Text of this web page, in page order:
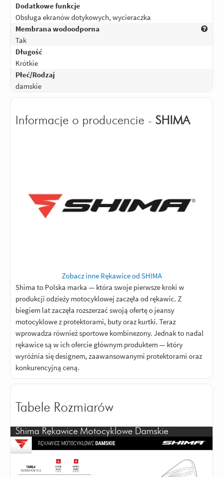
Dodatkowe funkcje
Obsługa ekranów dotykowych, wycieraczka
Membrana wodoodporna
Tak
Długość
Krótkie
Płeć/Rodzaj
damskie
Informacje o producencie - SHIMA
Zobacz inne Rękawice od SHIMA
Shima to Polska marka — która swoje pierwsze kroki w
produkcji odzieży motocyklowej zaczęła od rękawic. Z
biegiem lat zaczęła rozszerzać swoją ofertę o jeansy
motocyklowe z protektorami, buty oraz kurtki. Teraz
wprowadza również sportowe kombinezony. Jednak to nadal
rękawice są w ich ofercie głównym produktem — który
wyróżnia się designem, zaawansowanymi protektorami oraz
konkurencyjną ceną.
Tabele Rozmiarów
Shima Rękawice Motocyklowe Damskie